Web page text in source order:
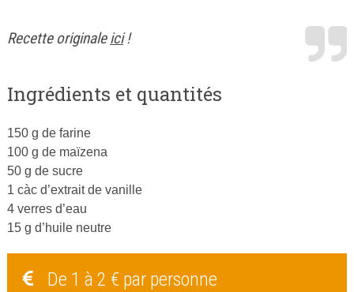
Recette originaleici!
Ingrédients et quantités
150 g de farine
100 g de maïzena
50 g de sucre
1 càc d’extrait de vanille
4 verres d’eau
15 g d’huile neutre
De 1 à 2 € par personne